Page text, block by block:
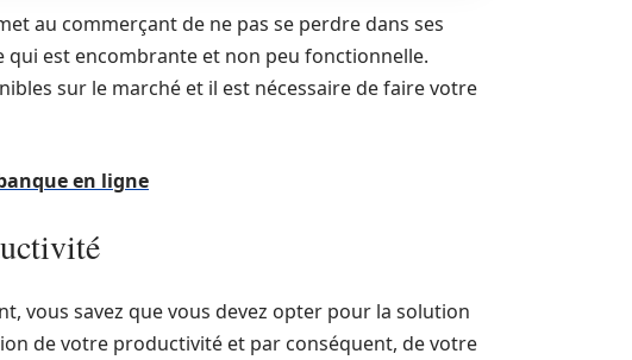
au commerçant de ne pas se perdre dans ses
qui est encombrante et non peu fonctionnelle.
sur le marché et il est nécessaire de faire votre
en ligne
vous savez que vous devez opter pour la solution
de votre productivité et par conséquent, de votre